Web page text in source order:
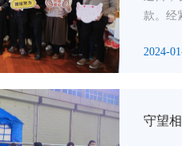
款。经
2024-
守望